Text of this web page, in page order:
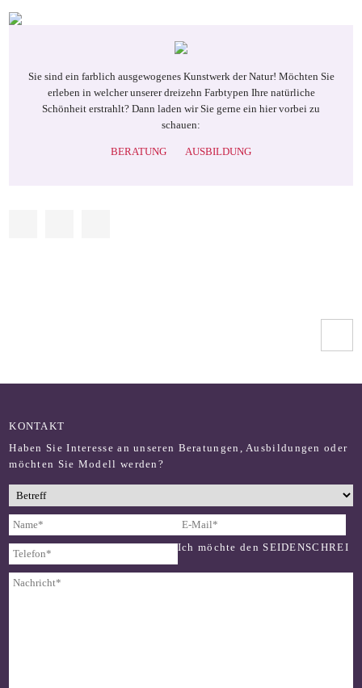
Sie sind ein farblich ausgewogenes Kunstwerk der Natur! Möchten Sie
erleben in welcher unserer dreizehn Farbtypen Ihre natürliche
Schönheit erstrahlt? Dann laden wir Sie gerne ein hier vorbei zu
schauen:
BERATUNG AUSBILDUNG
KONTAKT
Haben Sie Interesse an unseren Beratungen, Ausbildungen oder
möchten Sie Modell werden?
Ich möchte den SEIDENSCHREI